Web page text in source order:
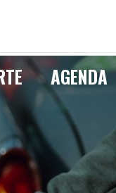
AGENDA